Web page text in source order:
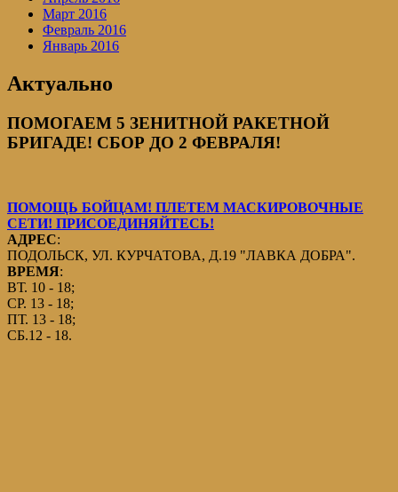
Март 2016
Февраль 2016
Январь 2016
Актуально
ПОМОГАЕМ 5 ЗЕНИТНОЙ РАКЕТНОЙ
БРИГАДЕ! СБОР ДО 2 ФЕВРАЛЯ!
ПОМОЩЬ БОЙЦАМ! ПЛЕТЕМ МАСКИРОВОЧНЫЕ
СЕТИ! ПРИСОЕДИНЯЙТЕСЬ!
АДРЕС:
ПОДОЛЬСК, УЛ. КУРЧАТОВА, Д.19 "ЛАВКА ДОБРА".
ВРЕМЯ:
ВТ. 10 - 18;
СР. 13 - 18;
ПТ. 13 - 18;
СБ.12 - 18.